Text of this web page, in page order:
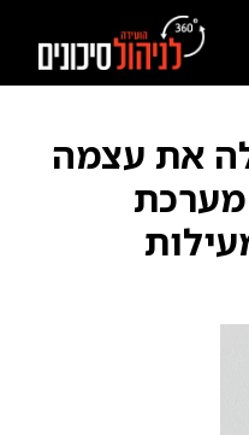
את עצמה
מערכת